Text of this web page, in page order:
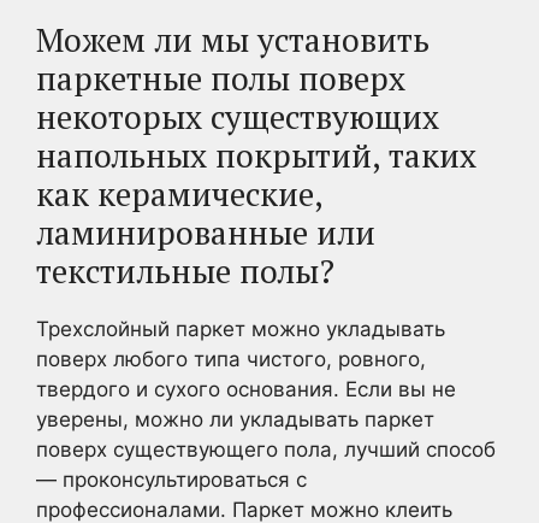
Можем ли мы установить
паркетные полы поверх
некоторых существующих
напольных покрытий, таких
как керамические,
ламинированные или
текстильные полы?
Трехслойный паркет можно укладывать
поверх любого типа чистого, ровного,
твердого и сухого основания. Если вы не
уверены, можно ли укладывать паркет
поверх существующего пола, лучший способ
— проконсультироваться с
профессионалами. Паркет можно клеить